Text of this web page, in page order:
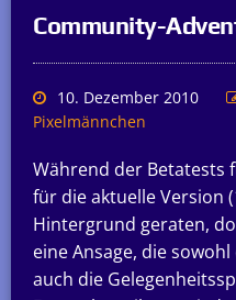
Community-
10. Dezember 2010
Pixelmännchen
Während der Betatests
für die aktuelle Version
Hintergrund geraten,
eine Ansage, die
auch die